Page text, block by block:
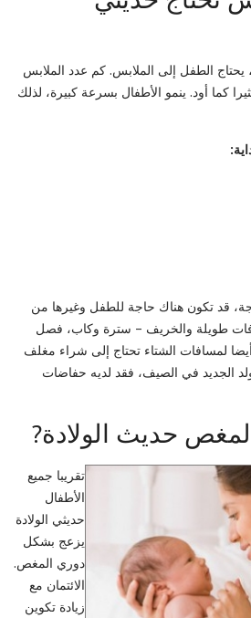
يحتاج الطفل إلى الملابس. كم عدد الملابس
كما أود. ينمو الأطفال بسرعة كبيرة، لذلك
قد تكون هناك حاجة للطفل وغيرها من
طويلة والخريف – سترة وكاب، فصل
لمسافات الشتاء تحتاج إلى شراء مغلف
الجديد في الصيف، فقد لديه حفاضات
حديث الولادة?
تقريبا جميع
الأطفال
حديثي الولادة
يزعج بشكل
دوري المغص.
الائتمان مع
زيادة تكوين